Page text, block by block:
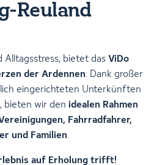
Reuland
Alltagsstress, bietet das ViDo
der Ardennen. Dank großer
eingerichteten Unterkünften
bieten wir den idealen Rahmen
Fahrradfahrer,
und Familien.
auf Erholung trifft!